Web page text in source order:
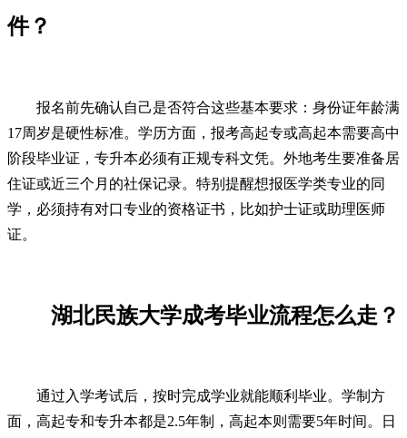
件？
报名前先确认自己是否符合这些基本要求：身份证年龄满
17周岁是硬性标准。学历方面，报考高起专或高起本需要高中
阶段毕业证，专升本必须有正规专科文凭。外地考生要准备居
住证或近三个月的社保记录。特别提醒想报医学类专业的同
学，必须持有对口专业的资格证书，比如护士证或助理医师
证。
湖北民族大学成考毕业流程怎么走？
通过入学考试后，按时完成学业就能顺利毕业。学制方
面，高起专和专升本都是2.5年制，高起本则需要5年时间。日